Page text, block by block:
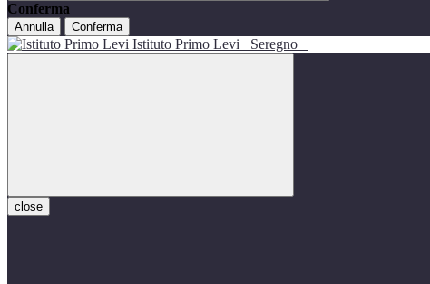
Conferma
Annulla Conferma
Istituto Primo Levi Seregno
close